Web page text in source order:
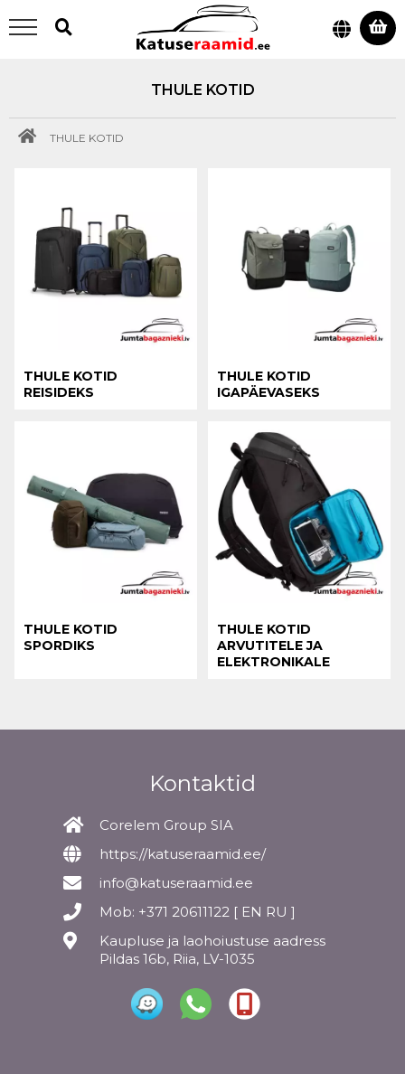
THULE KOTID
THULE KOTID
THULE KOTID
REISIDEKS
THULE KOTID
IGAPÄEVASEKS
THULE KOTID
SPORDIKS
THULE KOTID
ARVUTITELE JA
ELEKTRONIKALE
Kontaktid
Corelem Group SIA
https://katuseraamid.ee/
info@katuseraamid.ee
Mob: +371 20611122 [ EN RU ]
Kaupluse ja laohoiustuse aadress
Pildas 16b, Riia, LV-1035